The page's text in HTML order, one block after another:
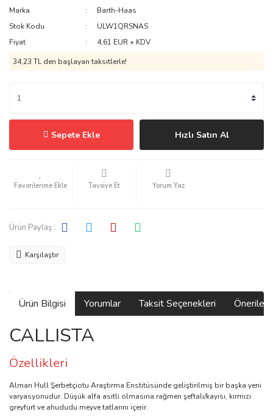
Marka
Barth-Haas
Stok Kodu
ULW1QRSNAS
Fiyat
4,61 EUR + KDV
34,23 TL den başlayan taksitlerle!
Sepete Ekle Hızlı Satın Al
Tavsiye Et Yorum Yaz
Ürün Paylaş :
Karşılaştır
Ürün Bilgisi Yorumlar Taksit Seçenekleri
CALLISTA
Özellikleri
Alman Hull Şerbetçiotu Araştırma Enstitüsünde geliştirilmiş bir başka yeni
varyasyonudur. Düşük alfa asitli olmasına rağmen şeftali/kayısı, kırmızı
greyfurt ve ahududu meyve tatlarını içerir.